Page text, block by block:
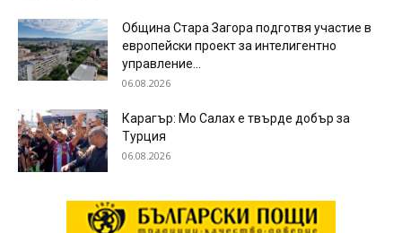
Община Стара Загора подготвя участие в
европейски проект за интелигентно
управление...
06.08.2026
Карагър: Мо Салах е твърде добър за
Турция
06.08.2026